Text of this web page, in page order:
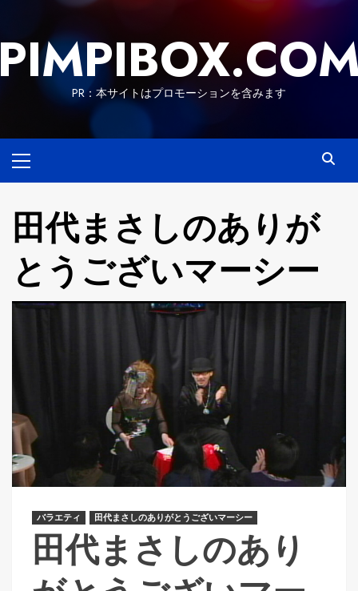
content
PR：本サイトはプロモーションを含みます
Menu
田代まさしのありが
とうございマーシー
バラエティ 田代まさしのありがとうございマーシー
田代まさしのあり